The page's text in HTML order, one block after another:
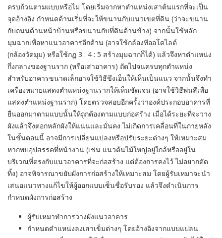
ครบถ้วนตามแบบหรือไม่ โดยเริ่มจากหาตำแหน่งเสาต้นแรกที่จะเป็น
จุดอ้างอิง กำหนดด้านเริ่มที่จะให้ขนานกับแนวเขตที่ดิน (ว่าจะขนาน
กับถนนด้านหน้าบ้านหรือขนานกับที่ดินด้านข้าง) จากนั้นใช้หลัก
มุมฉากเพื่อหาแนวอาคารอีกด้าน (อาจใช้กล้องทีออโดไลต์
(กล้องวัดมุม) หรือใช้กฏ 3 : 4 : 5 สร้างมุมฉากก็ได้) แล้วจึงหาตำแหน่ง
กึ่งกลางของฐานราก (หรือเสาอาคาร) ถัดไปจนครบทุกตำแหน่ง
สำหรับอาคารขนาดเล็กอาจใช้วิธีขึงเอ็นให้เห็นเป็นแนว จากนั้นจึงทำ
เครื่องหมายแสดงตำแหน่งฐานรากให้เห็นชัดเจน (อาจใช้วิธีพ่นสีเพื่อ
แสดงตำแหน่งฐานราก) โดยตรวจสอบอีกครั้งว่าองค์ประกอบอาคารที่
ยื่นออกมาตามแบบนั้นให้ถูกต้องตามแบบก่อสร้าง เมื่อได้ระยะที่จะวาง
ผังแล้วจึงตอกหลักผังให้แน่นและมั่นคง ไม่เกิดการเคลื่อนที่ในภายหลัง
ในขั้นตอนนี้ อาจมีการเปลี่ยนแปลงหรือปรับระยะต่างๆ ให้เหมาะสม
หากพบอุปสรรคที่หน้างาน (เช่น แนวต้นไม้ใหญ่อยู่ใกล้หรืออยู่ใน
บริเวณที่ตรงกับแนวอาคารที่จะก่อสร้าง แต่ต้องการคงไว้ ไม่อยากตัด
ทิ้ง) อาจพิจารณาขยับผังการก่อสร้างให้เหมาะสม โดยผู้รับเหมาจะนำ
เสนอแนวทางแก้ไขให้ผู้ออกแบบเซ็นชื่อรับรอง แล้วจึงดำเนินการ
กำหนดผังการก่อสร้าง
ผู้รับเหมาทำการวางผังแนวอาคาร
กำหนดตำแหน่งลงเสาเข็มต่างๆ โดยอ้างอิงจากแบบแปลน